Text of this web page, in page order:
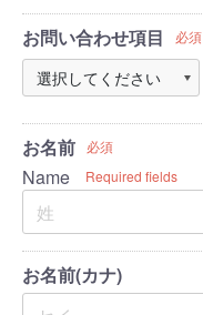
お問い合わせ項目 必須
お名前 必須
Name Required fields
お名前(カナ)